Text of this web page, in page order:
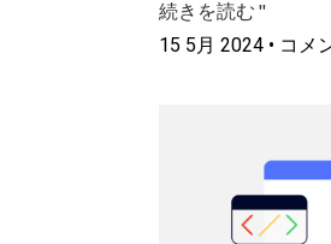
続きを読む "
15 5月 2024 コメ